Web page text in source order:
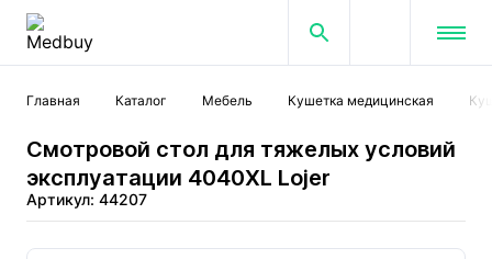
Главная Каталог Мебель Кушетка медицинская
Смотровой стол для тяжелых условий
эксплуатации 4040XL Lojer
Артикул: 44207